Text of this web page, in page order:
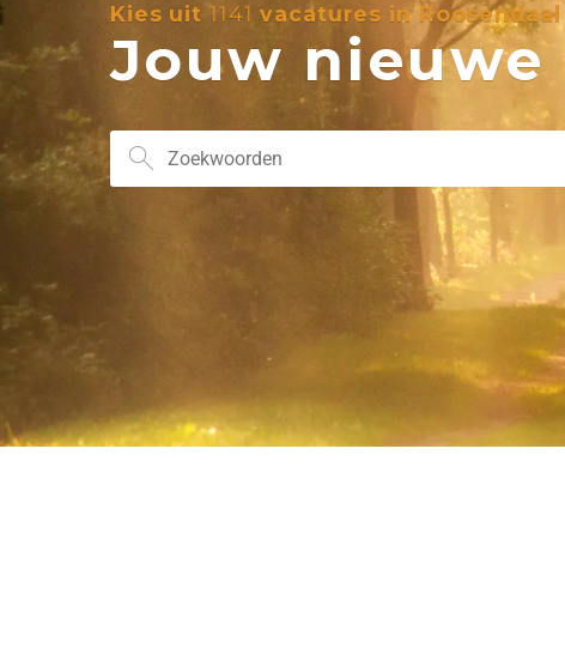
Kies uit 1141 vacatures in Roosendaal
Jouw